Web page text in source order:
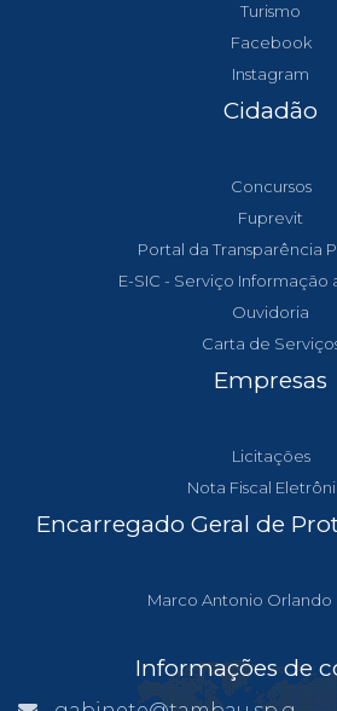
Turismo
Facebook
Instagram
Cidadão
Concursos
Fuprevit
Portal da Transparência
E-SIC - Serviço Informação
Ouvidoria
Carta de
Empresas
Licitações
Nota Fiscal
Encarregado Geral de
Marco Antonio Orlando
Informações de